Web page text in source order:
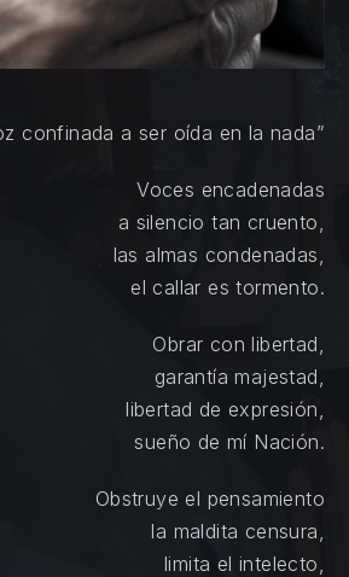
confinada a ser oída en la nada”
Voces encadenadas
a silencio tan cruento,
las almas condenadas,
el callar es tormento.
Obrar con libertad,
garantía majestad,
libertad de expresión,
sueño de mí Nación.
Obstruye el pensamiento
la maldita censura,
limita el intelecto,